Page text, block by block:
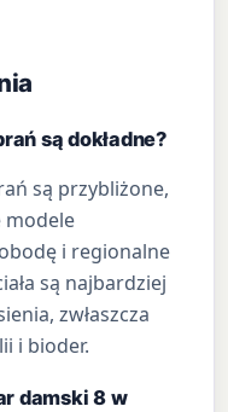
są dokładne?
są przybliżone,
modele
i regionalne
są najbardziej
zwłaszcza
i bioder.
damski 8 w